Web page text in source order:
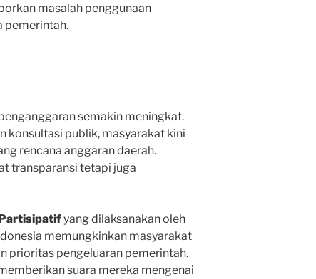
masalah penggunaan
pemerintah.
semakin meningkat.
konsultasi publik, masyarakat kini
rencana anggaran daerah.
transparansi tetapi juga
yang dilaksanakan oleh
memungkinkan masyarakat
prioritas pengeluaran pemerintah.
suara mereka mengenai